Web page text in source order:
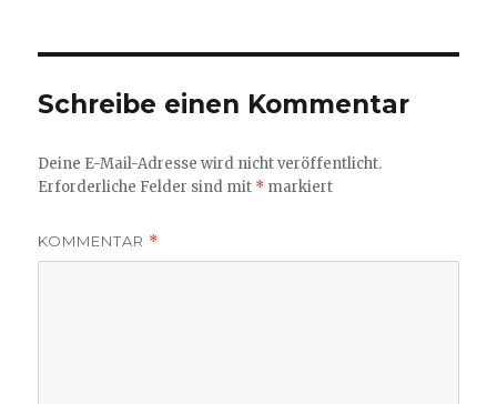
Schreibe einen Kommentar
Deine E-Mail-Adresse wird nicht veröffentlicht.
Erforderliche Felder sind mit * markiert
KOMMENTAR *